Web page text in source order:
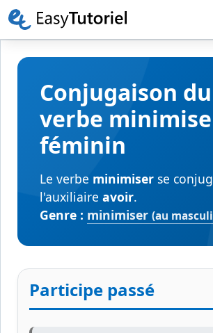
Conjugaison du
verbe
féminin
Le verbe minimiser se
l'auxiliaire avoir.
Genre : minimiser (au
Participe passé